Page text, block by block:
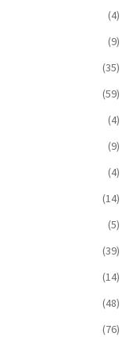
(4)
(9)
(35)
(59)
(4)
(9)
(4)
(14)
(5)
(39)
(14)
(48)
(76)